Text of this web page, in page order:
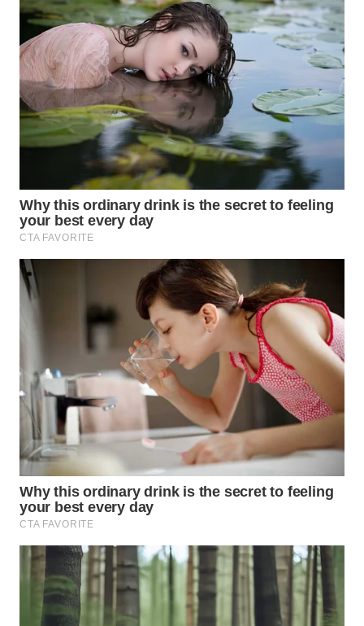
WN
INDRAMAYU
WN
KUNINGAN
WN
MAJALENGKA
WN
SUBANG
SUKABUMI
PURWAKARTA
WN
PRIANGAN
TIMUR
WN
SEMARANG
WN
SOLO
WN
BOROBUDUR